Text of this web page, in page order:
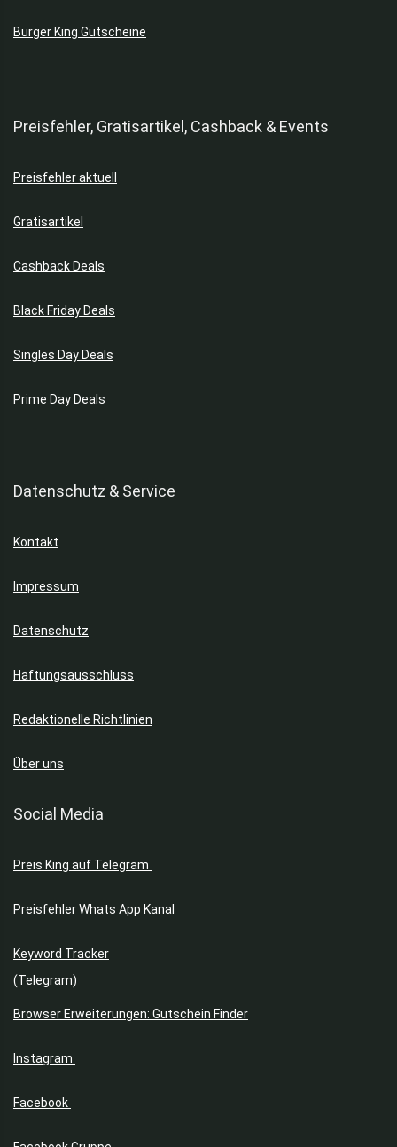
Rucksack
Singles Day 2026
Socken & Strümpfe
Sonnenbrillen
Spielzeug
Sportkleidung
T-Shirts & Hemden
Tische
Vans Schuhe
Winterjacken
Burger King Gutscheine
Preisfehler, Gratisartikel, Cashback & Events
Preisfehler aktuell
Gratisartikel
Cashback Deals
Black Friday Deals
Singles Day Deals
Prime Day Deals
Datenschutz & Service
Kontakt
Impressum
Datenschutz
Haftungsausschluss
Redaktionelle Richtlinien
Über uns
Social Media
Preis King auf Telegram
Preisfehler Whats App Kanal
Keyword Tracker
(Telegram)
Browser Erweiterungen: Gutschein Finder
Instagram
Facebook